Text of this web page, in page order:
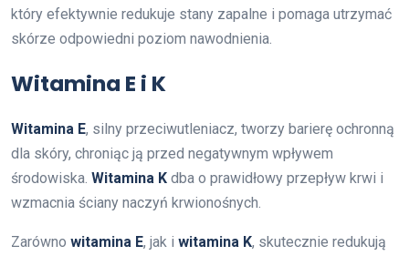
który efektywnie redukuje stany zapalne i pomaga utrzymać
skórze odpowiedni poziom nawodnienia.
Witamina E i K
Witamina E, silny przeciwutleniacz, tworzy barierę ochronną
dla skóry, chroniąc ją przed negatywnym wpływem
środowiska. Witamina K dba o prawidłowy przepływ krwi i
wzmacnia ściany naczyń krwionośnych.
Zarówno witamina E, jak i witamina K, skutecznie redukują